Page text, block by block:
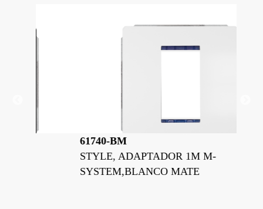
61740-BM
STYLE, ADAPTADOR 1M M-
SYSTEM,BLANCO MATE